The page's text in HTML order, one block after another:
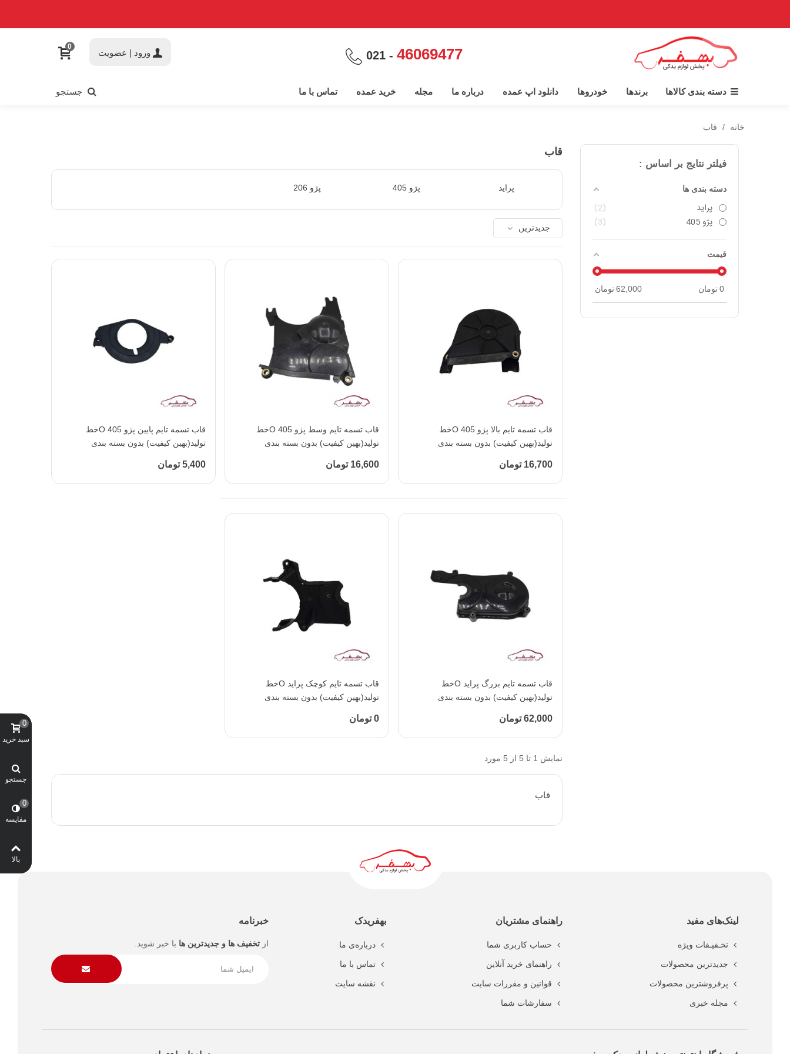
46069477
- 021 ورود | عضویت
0
دسته بندی کالاها برندها خودروها دانلود اپ عمده درباره ما مجله خرید عمده تماس با ما جستجو
خانه / قاب
فیلتر نتایج بر اساس :
دسته بندی ها
پراید
2
پژو 405
3
قیمت
0تومان 62,000تومان
قاب
پراید پژو 405 پژو 206
جدیدترین
افزودن به محبوب‌هاقاب تسمه تایم بالا پژو 405 Oخط
تولید(بهین کیفیت) بدون بسته بندی
16,700 تومان
افزودن به محبوب‌ها قاب تسمه تایم وسط پژو 405 Oخط
تولید(بهین کیفیت) بدون بسته بندی
16,600 تومان
افزودن به محبوب‌هاقاب تسمه تایم پایین پژو 405 Oخط
تولید(بهین کیفیت) بدون بسته بندی
5,400 تومان
افزودن به محبوب‌هاقاب تسمه تایم بزرگ پراید Oخط
تولید(بهین کیفیت) بدون بسته بندی
62,000 تومان
افزودن به محبوب‌هاقاب تسمه تایم کوچک پراید Oخط
تولید(بهین کیفیت) بدون بسته بندی
0 تومان
نمایش 1 تا 5 از 5 مورد
قاب
لینک‌های مفید
تخـفیـفات ویژه
جدیدترین محصولات
پرفروشترین محصولات
مجله خبری
راهنمای مشتریان
حساب کاربری شما
راهنمای خرید آنلاین
قوانین و مقررات سایت
سفارشات شما
بهفریدک
درباره‌ی ما
تماس با ما
نقشه سایت
خبرنامه
از تخفیف ها و جدیدترین ها با خبر شوید.
سبد خرید
0
جستجو
مقایسه
0
بالا